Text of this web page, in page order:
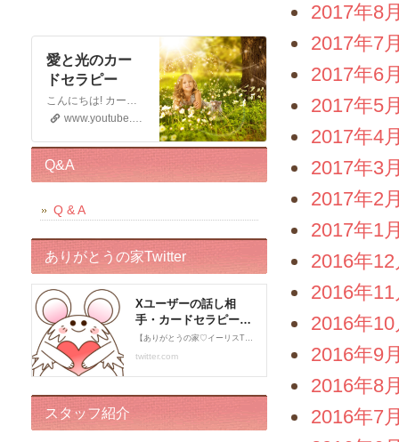
2017年8
2017年7
2017年6
2017年5
2017年4
2017年3
2017年2
2017年1
2016年12
2016年11
2016年10
2016年9
2016年8
2016年7
愛と光のカー
ドセラピー
こんにちは! カードセラピストのイーリスです 電話鑑定、メール鑑定などをしております お仕事の宣伝もさせていただく 動画です。 この動画が少しでもお役に立てると幸いです。 申し訳ございませんが このチャンネルではコメントの受付はしておりません。 ライブドアブログの方に入れていただくと幸いです。 末永くよろしくお願いいたします!
www.youtube.com
Q&A
Q & A
ありがとうの家Twitter
スタッフ紹介